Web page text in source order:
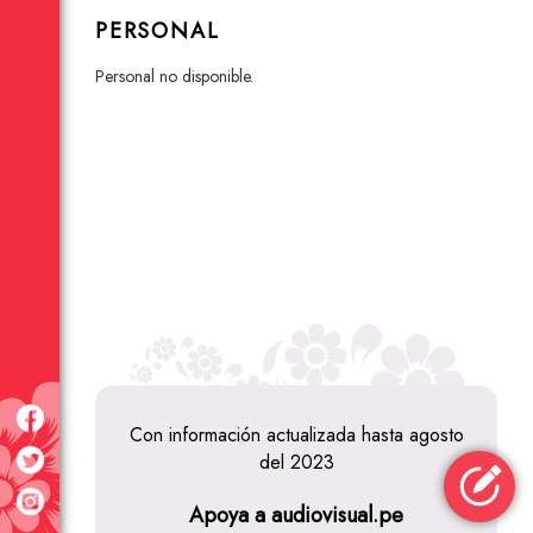
PERSONAL
personal no disponible.
Con información actualizada hasta agosto
del 2023
Apoya a audiovisual.pe